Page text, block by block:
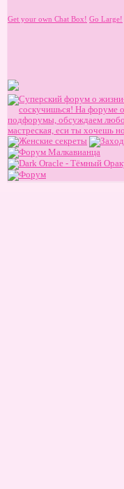
Get your own Chat Box! Go Large!